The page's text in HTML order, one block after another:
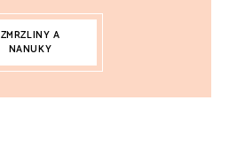
ZMRZLINY A
NANUKY